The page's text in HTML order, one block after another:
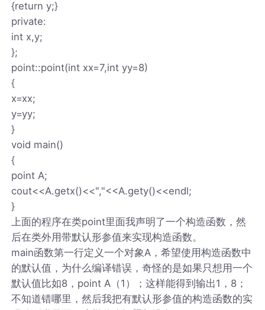
{return y;}
private:
int x,y;
};
point::point(int xx=7,int yy=8)
{
x=xx;
y=yy;
}
void main()
{
point A;
cout<<A.getx()<<","<<A.gety()<<endl;
}
上面的程序在类point里面我声明了一个构造函数，然
后在类外用带默认形参值来实现构造函数。
main函数第一行定义一个对象A，希望使用构造函数中
的默认值，为什么编译错误，奇怪的是如果只想用一个
默认值比如8，point A（1）；这样能得到输出1，8；
不知道错哪里，然后我把有默认形参值的构造函数的实